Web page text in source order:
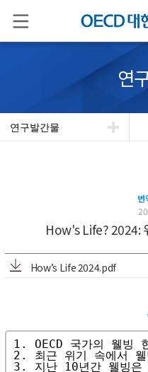
검색
연
연구발간물
번
How's Life? 2024:
How’s Life 2024.pdf